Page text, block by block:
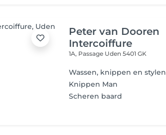
Peter van Dooren
Intercoiffure
1A, Passage Uden 5401 GK
Wassen, knippen en stylen
Knippen Man
Scheren baard